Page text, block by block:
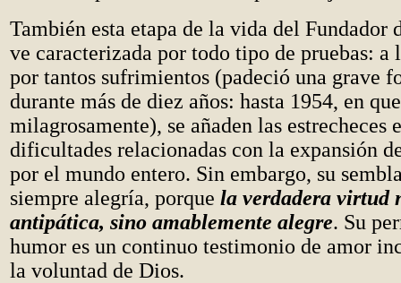
También esta etapa de la vida del Fundador
ve caracterizada por todo tipo de pruebas: a
por tantos sufrimientos (padeció una grave
durante más de diez años: hasta 1954, en
milagrosamente), se añaden las estrecheces
dificultades relacionadas con la expansión
por el mundo entero. Sin embargo, su
siempre alegría, porque la verdadera virtud
antipática, sino amablemente alegre. Su
humor es un continuo testimonio de amor
la voluntad de Dios.